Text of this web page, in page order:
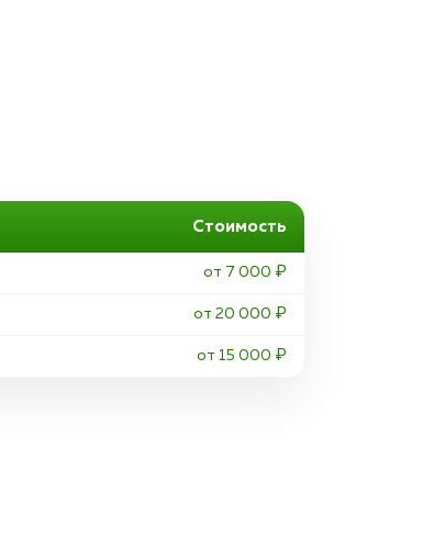
Стоимость
от 7 000 ₽
от 20 000 ₽
от 15 000 ₽